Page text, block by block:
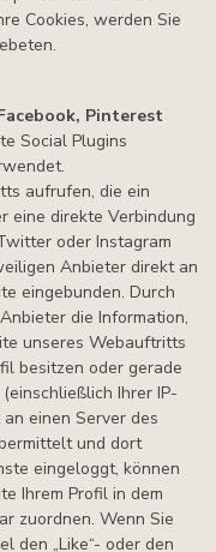
Cookies, werden Sie
Pinterest
Social Plugins
aufrufen, die ein
eine direkte Verbindung
oder Instagram
Anbieter direkt an
eingebunden. Durch
die Information,
unseres Webauftritts
besitzen oder gerade
Ihrer IP-
einen Server des
und dort
eingeloggt, können
Ihrem Profil in dem
zuordnen. Wenn Sie
den „Like“- oder den